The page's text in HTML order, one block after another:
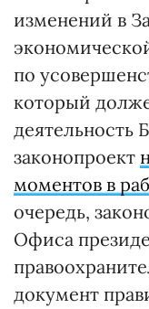
изменений в
по
который
деятельность
законопроект
моментов в
очередь,
Офиса
документ